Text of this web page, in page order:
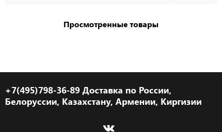
Просмотренные товары
+7(495)798-36-89 Доставка по России,
Белоруссии, Казахстану, Армении, Киргизии